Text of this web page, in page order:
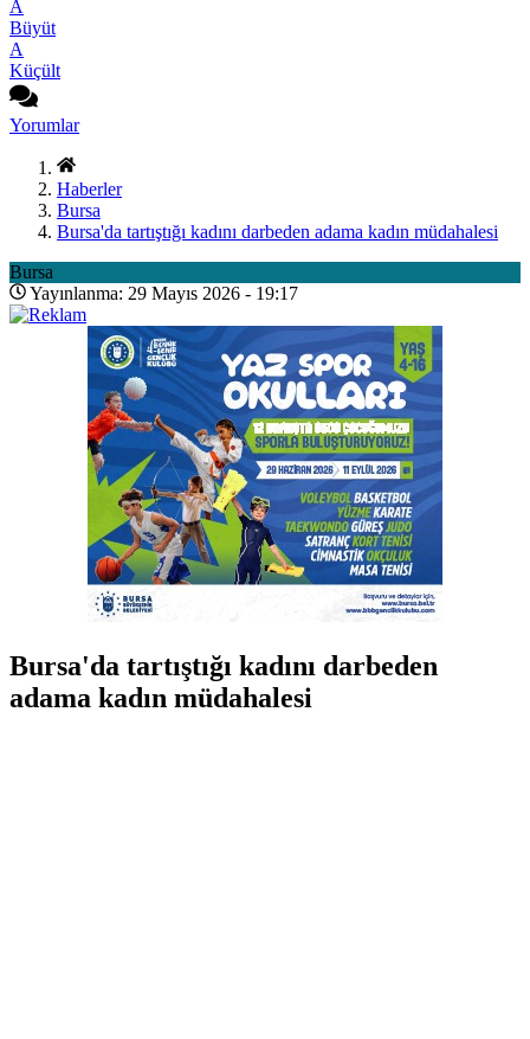
A
Büyüt
A
Küçült
Yorumlar
Haberler
Bursa
Bursa'da tartıştığı kadını darbeden adama kadın müdahalesi
Bursa
Yayınlanma: 29 Mayıs 2026 - 19:17
Bursa'da tartıştığı kadını darbeden
adama kadın müdahalesi